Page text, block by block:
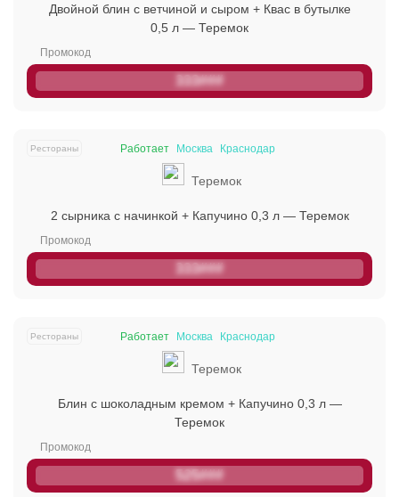
Двойной блин с ветчиной и сыром + Квас в бутылке
0,5 л — Теремок
333###
Работает Москва Краснодар
Теремок
2 сырника с начинкой + Капучино 0,3 л — Теремок
333###
Рестораны
Работает Москва Краснодар
Теремок
Блин с шоколадным кремом + Капучино 0,3 л —
Теремок
525###
Рестораны